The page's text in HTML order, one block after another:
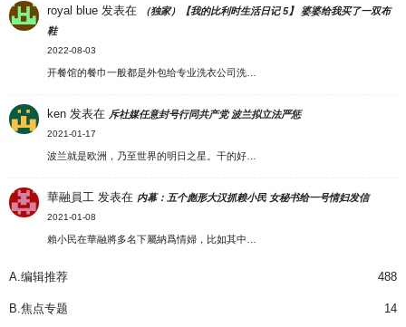
royal blue 发表在
（独家）【我的比利时生活日记 5】 婆婆给我买了一双布
鞋
2022-08-03
开餐馆的餐巾一般都是外包给专业洗衣公司洗…
ken 发表在 斥社媒任意封号行同共产党 波兰拟立法严惩
2021-01-17
波兰就是欧洲，乃至世界的明日之星。干的好…
華融員工 发表在 内幕：五个彪形大汉抓赖小民 女秘书给一号情妇发信
2021-01-08
賴小民在華融將多名下屬納爲情婦，比如其中…
A.编辑推荐 488
B.焦点专题 14